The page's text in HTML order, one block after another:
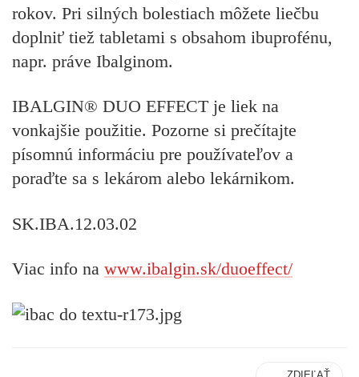
rokov. Pri silných bolestiach môžete liečbu
doplniť tiež tabletami s obsahom ibuprofénu,
napr. práve Ibalginom.
IBALGIN® DUO EFFECT je liek na
vonkajšie použitie. Pozorne si prečítajte
písomnú informáciu pre používateľov a
poraďte sa s lekárom alebo lekárnikom.
SK.IBA.12.03.02
Viac info na www.ibalgin.sk/duoeffect/